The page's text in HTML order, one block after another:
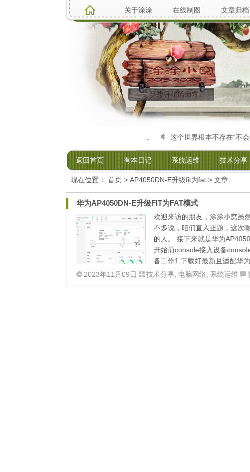
关于涂涂 在线制图 文章归档
这个世界根本不存在“不会
返回首页 有本日记 系统运维 技术分享
现在位置： 首页 > AP4050DN-E升级fit为fat > 文章
华为AP4050DN-E升级FIT为FAT模式
欢迎来访的朋友，涂涂小窝虽
不多说，咱们直入正题，这次
的人。 接下来就是华为
开始前console接入设备
备工作1.下载好最新且适配华
2023年11月09日
技术分享 电脑网络 系统运维